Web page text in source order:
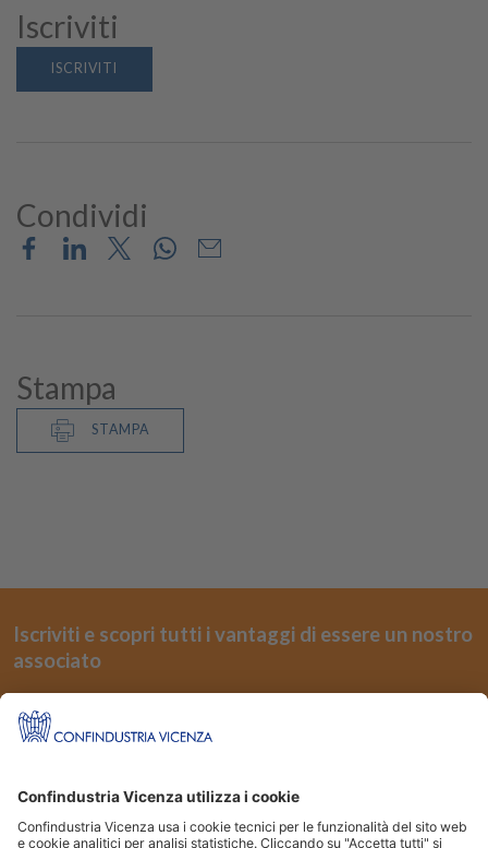
Iscriviti
ISCRIVITI
Condividi
Stampa
STAMPA
Iscriviti e scopri tutti i vantaggi di essere un nostro
associato
Seguici su
Siti Partner: